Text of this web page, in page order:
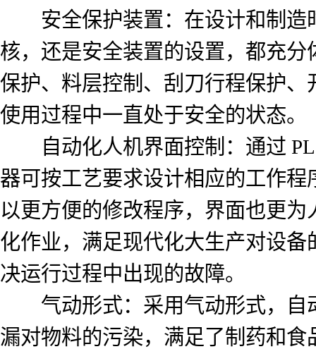
安全保护装置：在设计和制造
核，还是安全装置的设置，都充
保护、料层控制、刮刀行程保护
使用过程中一直处于安全的状态。
自动化人机界面控制：通过
器可按工艺要求设计相应的工作
以更方便的修改程序，界面也更
化作业，满足现代化大生产对设
决运行过程中出现的故障。
气动形式：采用气动形式，自
漏对物料的污染，满足了制药和